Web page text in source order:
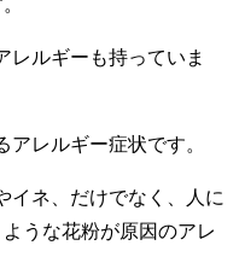
レルギーも持っていま
レルギー症状です。
イネ、だけでなく、人に
うな花粉が原因のアレ